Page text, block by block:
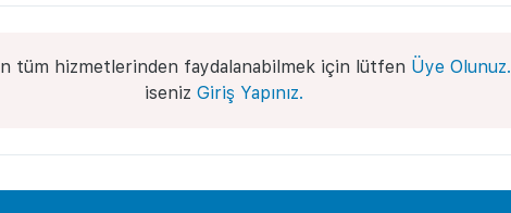
tüm hizmetlerinden faydalanabilmek için lütfen Üye Olunuz.
iseniz Giriş Yapınız.